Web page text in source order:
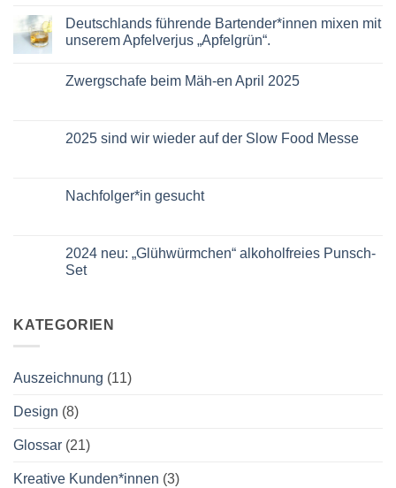
Abendmärkte
2025
mit
Deutschlands führende Bartender*innen mixen mit
unserem Apfelverjus „Apfelgrün“.
zu
Deutschlands
mit
Zwergschafe beim Mäh-en April 2025
Zwergschafe
beim
2025
2025 sind wir wieder auf der Slow Food Messe
2025
sind
der
Slow
Food
Nachfolger*in gesucht
Nachfolger*in
gesucht
2024 neu: „Glühwürmchen“ alkoholfreies Punsch-
Set
2024
neu:
Set
KATEGORIEN
Auszeichnung (11)
Design (8)
Glossar (21)
Kreative Kunden*innen (3)